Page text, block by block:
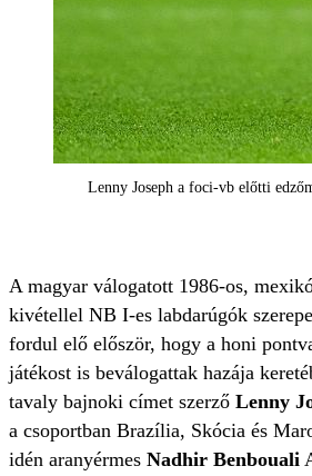
Lenny Joseph a foci-vb előtti
A magyar válogatott 1986-os,
kivétellel NB I-es labdarúgók
fordul elő először, hogy a honi
játékost is beválogattak hazája
tavaly bajnoki címet szerző Lenny
a csoportban Brazília, Skócia és
idén aranyérmes Nadhir Benbouali